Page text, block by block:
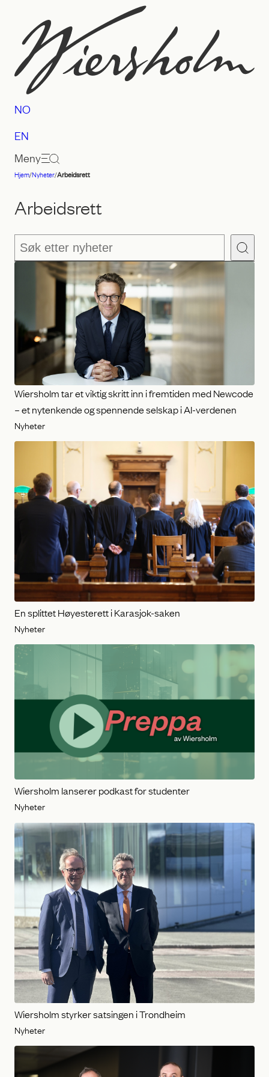
innhold
Advokatfirmaet
Wiersholm
NO
EN
Meny
Hjem/Nyheter/Arbeidsrett
Arbeidsrett
Søk
Wiersholm tar et viktig skritt inn i fremtiden med Newcode
– et nytenkende og spennende selskap i AI-verdenen
Nyheter
En splittet Høyesterett i Karasjok-saken
Nyheter
Wiersholm lanserer podkast for studenter
Nyheter
Wiersholm styrker satsingen i Trondheim
Nyheter